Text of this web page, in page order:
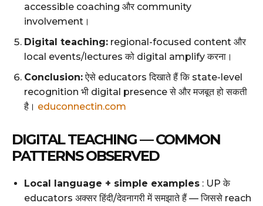
accessible coaching और community
involvement।
Digital teaching: regional-focused content और
local events/lectures को digital amplify करना।
Conclusion:ऐसे educators दिखाते हैं कि state-level
recognition भी digital presence से और मजबूत हो सकती
है। educonnectin.com
DIGITAL TEACHING — COMMON
PATTERNS OBSERVED
Local language + simple examples : UP के
educators अक्सर हिंदी/देवनागरी में समझाते हैं — जिससे reach